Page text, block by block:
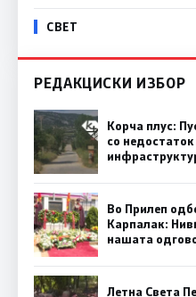
СВЕТ
РЕДАКЦИСКИ ИЗБОР
Корча плус:
со
Во Прилеп
Карпалак:
нашата
Летна Света